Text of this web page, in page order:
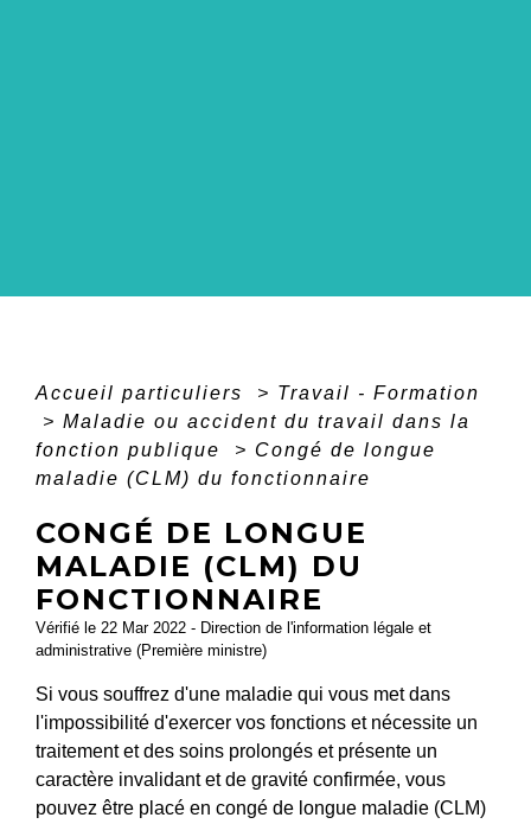
Accueil particuliers > Travail - Formation
> Maladie ou accident du travail dans la
fonction publique
> Congé de longue
maladie (CLM) du fonctionnaire
CONGÉ DE LONGUE
MALADIE (CLM) DU
FONCTIONNAIRE
Vérifié le 22 Mar 2022 - Direction de l'information légale et
administrative (Première ministre)
Si vous souffrez d'une maladie qui vous met dans
l'impossibilité d'exercer vos fonctions et nécessite un
traitement et des soins prolongés et présente un
caractère invalidant et de gravité confirmée, vous
pouvez être placé en congé de longue maladie (CLM)